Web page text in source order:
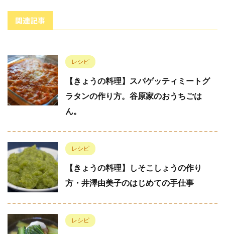
関連記事
レシピ
【きょうの料理】スパゲッティミートグ
ラタンの作り方。谷原家のおうちごは
ん。
レシピ
【きょうの料理】しそこしょうの作り
方・井澤由美子のはじめての手仕事
レシピ